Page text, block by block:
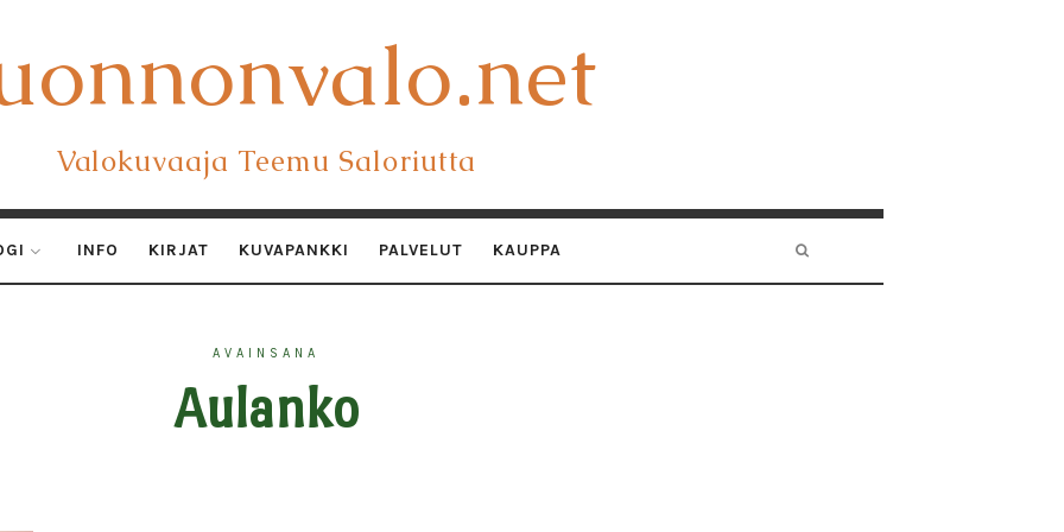
Valokuvaaja Teemu Saloriutta
INFO KIRJAT KUVAPANKKI PALVELUT KAUPPA
AVAINSANA
Aulanko